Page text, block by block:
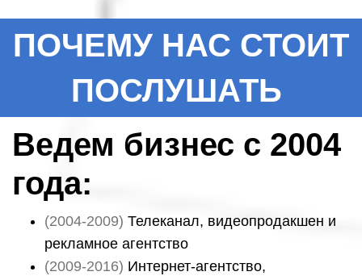
ПОЧЕМУ НАС СТОИТ
ПОСЛУШАТЬ
Ведем бизнес с 2004
года:
(2004-2009) Телеканал, видеопродакшен и
рекламное агентство
(2009-2016) Интернет-агентство,